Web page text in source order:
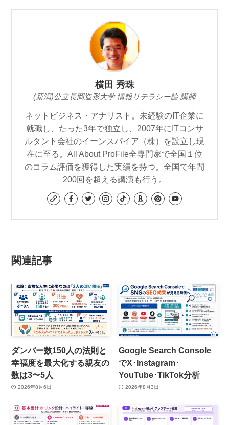
横田 秀珠
(新潟)公立長岡造形大学 情報リテラシー論 講師
ネットビジネス・アナリスト。未経験のIT企業に
就職し、たった3年で独立し、2007年にITコンサ
ルタント会社のイーンスパイア（株）を設立し現
在に至る。All About ProFile全専門家で全国１位
のコラム評価を獲得した実績を持つ。全国で年間
200回を超える講演も行う。
関連記事
ダンバー数150人の法則と
幸福度を最大化する親友の
数は3〜5人
2026年8月6日
Google Search Console
でX･Instagram･
YouTube･TikTok分析
2026年8月3日